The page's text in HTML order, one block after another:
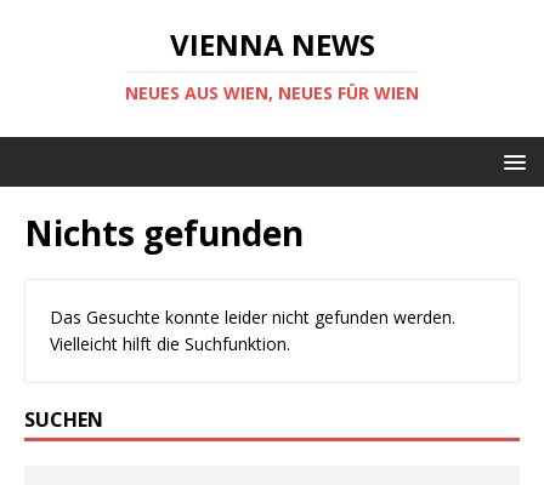
VIENNA NEWS
NEUES AUS WIEN, NEUES FÜR WIEN
Nichts gefunden
Das Gesuchte konnte leider nicht gefunden werden.
Vielleicht hilft die Suchfunktion.
SUCHEN